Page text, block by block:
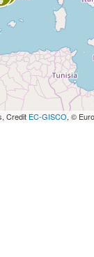
Credit EC-GISCO, ©